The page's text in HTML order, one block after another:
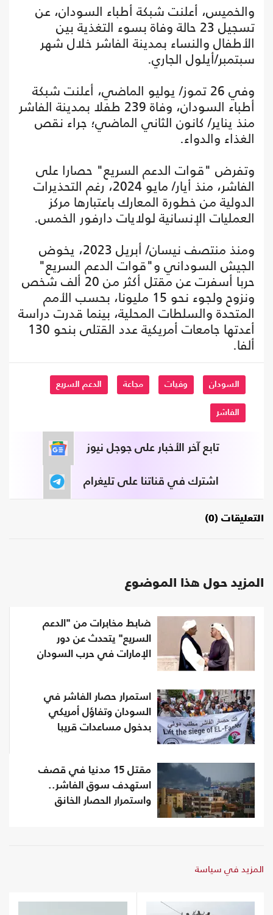
والخميس، أعلنت شبكة أطباء السودان، عن
تسجيل 23 حالة وفاة بسوء التغذية بين
الأطفال والنساء بمدينة الفاشر خلال شهر
سبتمبر/أيلول الجاري.
وفي 26 تموز/ يوليو الماضي، أعلنت شبكة
أطباء السودان، وفاة 239 طفلا بمدينة الفاشر
منذ يناير/ كانون الثاني الماضي؛ جراء نقص
الغذاء والدواء.
وتفرض "قوات الدعم السريع" حصارا على
الفاشر، منذ أيار/ مايو 2024، رغم التحذيرات
الدولية من خطورة المعارك باعتبارها مركز
العمليات الإنسانية لولايات دارفور الخمس.
ومنذ منتصف نيسان/ أبريل 2023، يخوض
الجيش السوداني و"قوات الدعم السريع"
حربا أسفرت عن مقتل أكثر من 20 ألف شخص
ونزوح ولجوء نحو 15 مليونا، بحسب الأمم
المتحدة والسلطات المحلية، بينما قدرت دراسة
أعدتها جامعات أمريكية عدد القتلى بنحو 130
ألفا.
السودان وفيات مجاعة الدعم السريع
الفاشر
تابع آخر الأخبار على جوجل نيوز
اشترك في قناتنا على تليغرام
التعليقات (0)
المزيد حول هذا الموضوع
ضابط مخابرات من "الدعم
السريع" يتحدث عن دور
الإمارات في حرب السودان
استمرار حصار الفاشر في
السودان وتفاؤل أمريكي
بدخول مساعدات قريبا
مقتل 15 مدنيا في قصف
استهدف سوق الفاشر..
واستمرار الحصار الخانق
المزيد في سياسة